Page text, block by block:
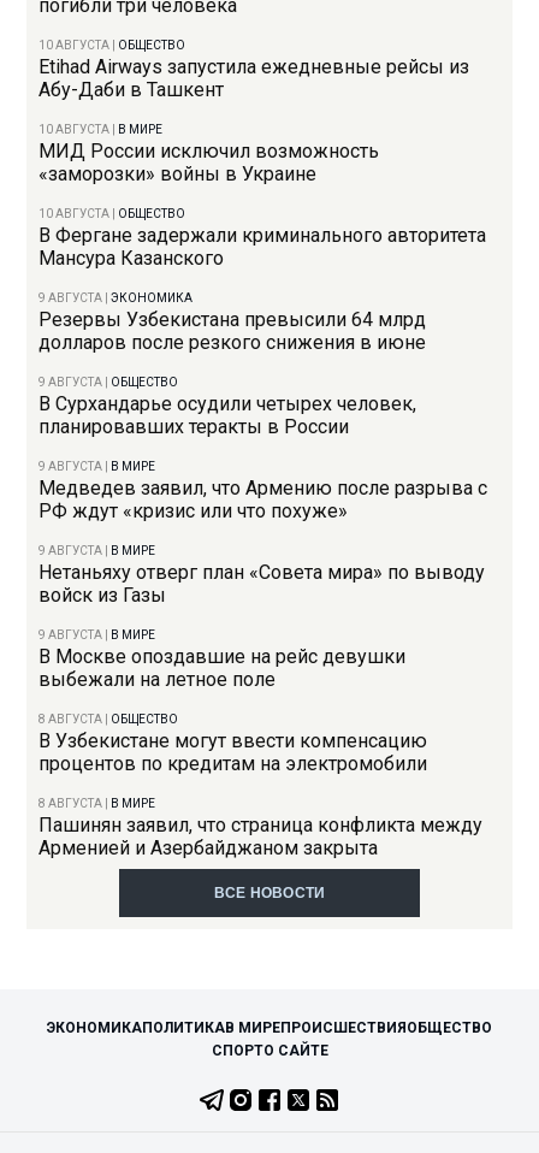
погибли три человека
10 АВГУСТА ОБЩЕСТВО
Etihad Airways запустила ежедневные рейсы из
Абу-Даби в Ташкент
10 АВГУСТА В МИРЕ
МИД России исключил возможность
«заморозки» войны в Украине
10 АВГУСТА ОБЩЕСТВО
В Фергане задержали криминального авторитета
Мансура Казанского
9 АВГУСТА |ЭКОНОМИКА
Резервы Узбекистана превысили 64 млрд
долларов после резкого снижения в июне
9 АВГУСТА ОБЩЕСТВО
В Сурхандарье осудили четырех человек,
планировавших теракты в России
9 АВГУСТА В МИРЕ
Медведев заявил, что Армению после разрыва с
РФ ждут «кризис или что похуже»
9 АВГУСТА В МИРЕ
Нетаньяху отверг план «Совета мира» по выводу
войск из Газы
9 АВГУСТА В МИРЕ
В Москве опоздавшие на рейс девушки
выбежали на летное поле
8 АВГУСТА ОБЩЕСТВО
В Узбекистане могут ввести компенсацию
процентов по кредитам на электромобили
8 АВГУСТА В МИРЕ
Пашинян заявил, что страница конфликта между
Арменией и Азербайджаном закрыта
ВСЕ НОВОСТИ
ЭКОНОМИКАПОЛИТИКАВ МИРЕПРОИСШЕСТВИЯ ОБЩЕСТВО
СПОРТО САЙТЕ